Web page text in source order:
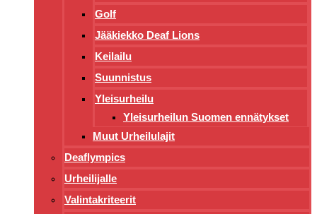
Golf
Jääkiekko Deaf Lions
Keilailu
Suunnistus
Yleisurheilu
Yleisurheilun Suomen ennätykset
Muut Urheilulajit
Deaflympics
Urheilijalle
Valintakriteerit